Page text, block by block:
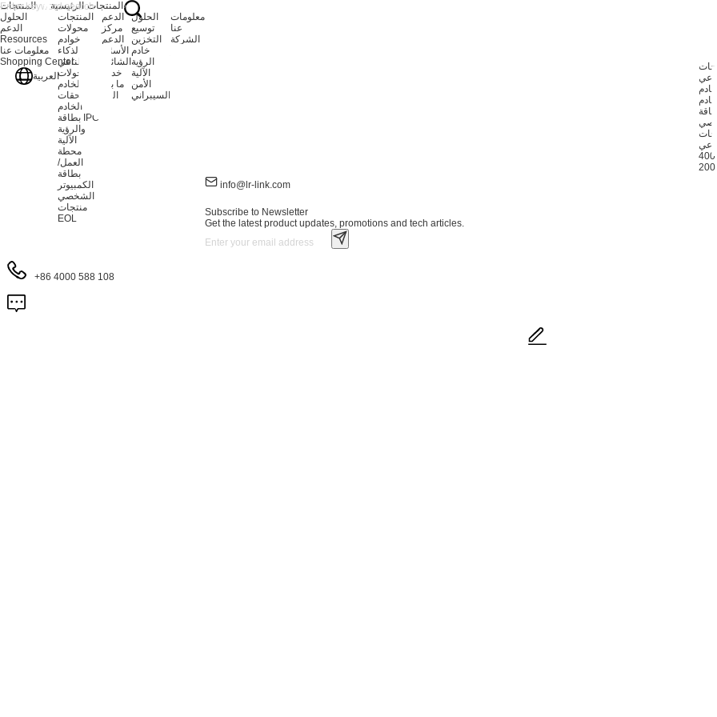
المنتجات
الحلول
الدعم
Resources
معلومات عنا
Shopping Center
العربية
الرئيسية المنتجات
المنتجات
محولات
خوادم
الذكاء
الاصطناعي
محولات
الخادم
ملحقات
الخادم
بطاقة IPC
والرؤية
الآلية
محطة
العمل/
بطاقة
الكمبيوتر
الشخصي
منتجات
EOL
الدعم
مركز
الدعم
الأسئلة
الشائعة
خدمة
ما بعد
البيع
الحلول
توسيع
التخزين
خادم
الرؤية
الآلية
الأمن
السيبراني
معلومات
عنا
الشركة
info@lr-link.com
Subscribe to Newsletter
Get the latest product updates, promotions and tech articles.
+86 4000 588 108